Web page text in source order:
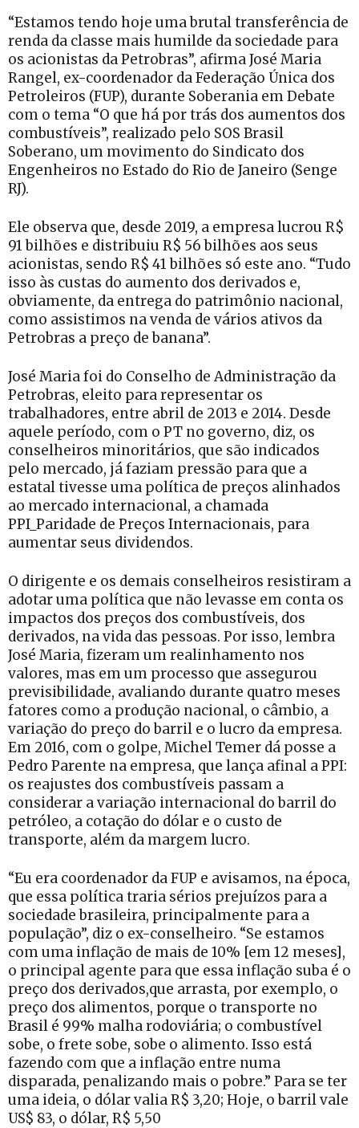
“Estamos tendo hoje uma brutal transferência de
renda da classe mais humilde da sociedade para
os acionistas da Petrobras”, afirma José Maria
Rangel, ex-coordenador da Federação Única dos
Petroleiros (FUP), durante Soberania em Debate
com o tema “O que há por trás dos aumentos dos
combustíveis”, realizado pelo SOS Brasil
Soberano, um movimento do Sindicato dos
Engenheiros no Estado do Rio de Janeiro (Senge
RJ).
Ele observa que, desde 2019, a empresa lucrou R$
91 bilhões e distribuiu R$ 56 bilhões aos seus
acionistas, sendo R$ 41 bilhões só este ano. “Tudo
isso às custas do aumento dos derivados e,
obviamente, da entrega do patrimônio nacional,
como assistimos na venda de vários ativos da
Petrobras a preço de banana”.
José Maria foi do Conselho de Administração da
Petrobras, eleito para representar os
trabalhadores, entre abril de 2013 e 2014. Desde
aquele período, com o PT no governo, diz, os
conselheiros minoritários, que são indicados
pelo mercado, já faziam pressão para que a
estatal tivesse uma política de preços alinhados
ao mercado internacional, a chamada
PPI_Paridade de Preços Internacionais, para
aumentar seus dividendos.
O dirigente e os demais conselheiros resistiram a
adotar uma política que não levasse em conta os
impactos dos preços dos combustíveis, dos
derivados, na vida das pessoas. Por isso, lembra
José Maria, fizeram um realinhamento nos
valores, mas em um processo que assegurou
previsibilidade, avaliando durante quatro meses
fatores como a produção nacional, o câmbio, a
variação do preço do barril e o lucro da empresa.
Em 2016, com o golpe, Michel Temer dá posse a
Pedro Parente na empresa, que lança afinal a PPI:
os reajustes dos combustíveis passam a
considerar a variação internacional do barril do
petróleo, a cotação do dólar e o custo de
transporte, além da margem lucro.
“Eu era coordenador da FUP e avisamos, na época,
que essa política traria sérios prejuízos para a
sociedade brasileira, principalmente para a
população”, diz o ex-conselheiro. “Se estamos
com uma inflação de mais de 10% [em 12 meses],
o principal agente para que essa inflação suba é o
preço dos derivados,que arrasta, por exemplo, o
preço dos alimentos, porque o transporte no
Brasil é 99% malha rodoviária; o combustível
sobe, o frete sobe, sobe o alimento. Isso está
fazendo com que a inflação entre numa
disparada, penalizando mais o pobre.” Para se ter
uma ideia, o dólar valia R$ 3,20; Hoje, o barril vale
US$ 83, o dólar, R$ 5,50